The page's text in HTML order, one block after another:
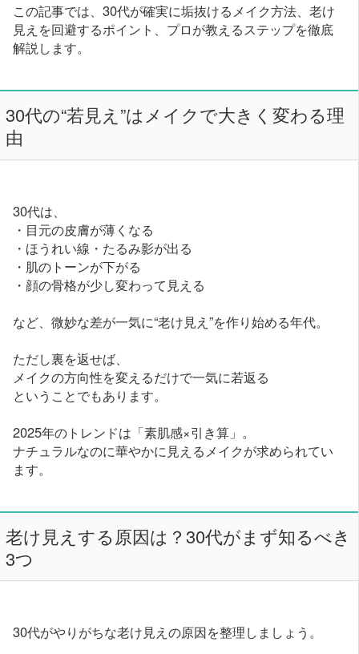
この記事では、30代が確実に垢抜けるメイク方法、老け
見えを回避するポイント、プロが教えるステップを徹底
解説します。
30代の“若見え”はメイクで大きく変わる理
由
30代は、
・目元の皮膚が薄くなる
・ほうれい線・たるみ影が出る
・肌のトーンが下がる
・顔の骨格が少し変わって見える
など、微妙な差が一気に“老け見え”を作り始める年代。
ただし裏を返せば、
メイクの方向性を変えるだけで一気に若返る
ということでもあります。
2025年のトレンドは「素肌感×引き算」。
ナチュラルなのに華やかに見えるメイクが求められてい
ます。
老け見えする原因は？30代がまず知るべき
3つ
30代がやりがちな老け見えの原因を整理しましょう。